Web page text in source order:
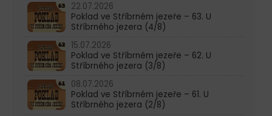
22.07.2026
Poklad ve Stříbrném jezeře – 63. U
Stříbrného jezera (4/8)
15.07.2026
Poklad ve Stříbrném jezeře – 62. U
Stříbrného jezera (3/8)
08.07.2026
Poklad ve Stříbrném jezeře – 61. U
Stříbrného jezera (2/8)